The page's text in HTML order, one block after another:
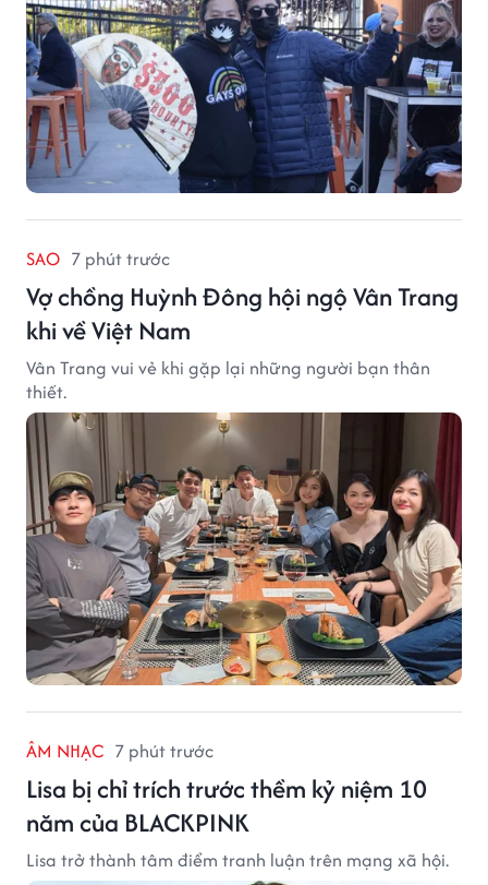
SAO 7 phút trước
Vợ chồng Huỳnh Đông hội ngộ Vân Trang
khi về Việt Nam
Vân Trang vui vẻ khi gặp lại những người bạn thân
thiết.
ÂM NHẠC 7 phút trước
Lisa bị chỉ trích trước thềm kỷ niệm 10
năm của BLACKPINK
Lisa trở thành tâm điểm tranh luận trên mạng xã hội.